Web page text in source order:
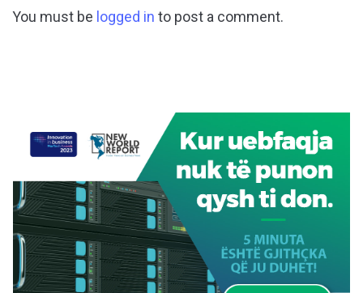
You must be logged in to post a comment.